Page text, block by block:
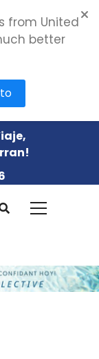
from United
better